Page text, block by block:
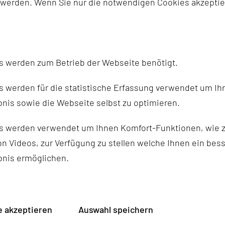
is often limited. We present a case of a 67-
an undetected persistent left-sided superior
the left atrium (LA). This common vein exhibited low-
to the right atrium. We struggled to keep the
of this vessel. The encircling ablation lines around
summary, imaging definitively helped to prepare
werden zum Betrieb der Webseite benötigt.
werden für die statistische Erfassung verwendet um Ihr
sowie die Webseite selbst zu optimieren.
werden verwendet um Ihnen Komfort-Funktionen, wie
Videos, zur Verfügung zu stellen welche Ihnen ein
ermöglichen.
akzeptieren Auswahl speichern